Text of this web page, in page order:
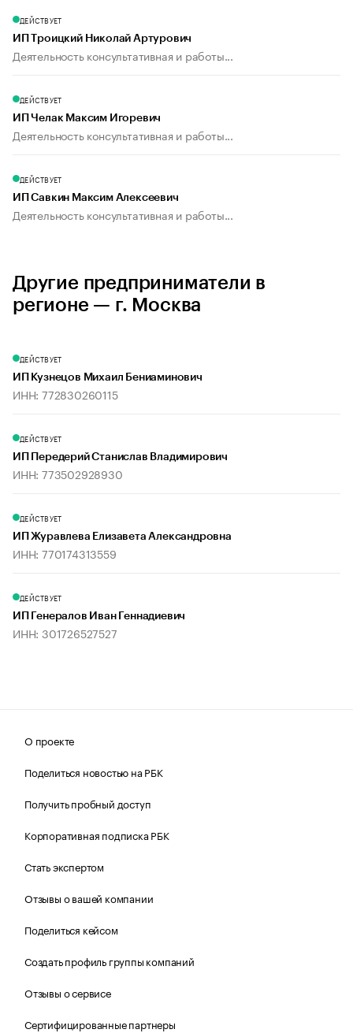
ДЕЙСТВУЕТ
ИП Троицкий Николай Артурович
Деятельность консультативная и работы...
ДЕЙСТВУЕТ
ИП Челак Максим Игоревич
Деятельность консультативная и работы...
ДЕЙСТВУЕТ
ИП Савкин Максим Алексеевич
Деятельность консультативная и работы...
Другие предприниматели в
регионе — г. Москва
ДЕЙСТВУЕТ
ИП Кузнецов Михаил Бениаминович
ИНН: 772830260115
ДЕЙСТВУЕТ
ИП Передерий Станислав Владимирович
ИНН: 773502928930
ДЕЙСТВУЕТ
ИП Журавлева Елизавета Александровна
ИНН: 770174313559
ДЕЙСТВУЕТ
ИП Генералов Иван Геннадиевич
ИНН: 301726527527
О проекте
Поделиться новостью на РБК
Получить пробный доступ
Корпоративная подписка РБК
Стать экспертом
Отзывы о вашей компании
Поделиться кейсом
Создать профиль группы компаний
Отзывы о сервисе
Сертифицированные партнеры